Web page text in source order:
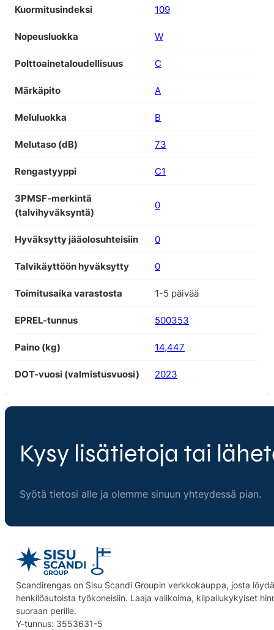
Kuormitusindeksi 109
Nopeusluokka W
Polttoainetaloudellisuus C
Märkäpito A
Meluluokka B
Melutaso (dB) 73
Rengastyyppi C1
3PMSF-merkintä
(talvihyväksyntä)
0
Hyväksytty jääolosuhteisiin 0
Talvikäyttöön hyväksytty 0
Toimitusaika varastosta 1-5 päivää
EPREL-tunnus 500353
Paino (kg) 14,447
DOT-vuosi (valmistusvuosi) 2023
Kysy lisätietoja tai
Syötä tietosi alle ja olemme sinuun yhteydessä pian.
Scandirengas on Sisu Scandi Groupin verkkokauppa, josta
henkilöautoista työkoneisiin. Laaja valikoima, kilpailukykyiset
suoraan perille.
Y-tunnus: 3553631-5